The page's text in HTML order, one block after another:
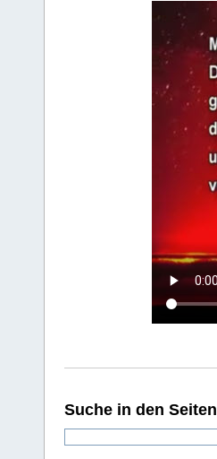
Suche in den Seiten